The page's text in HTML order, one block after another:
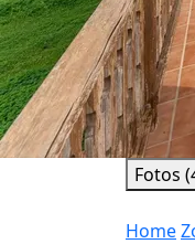
Fotos
Home